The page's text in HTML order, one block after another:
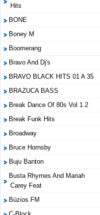
Hits
BONE
Boney M
Boomerang
Bravo And Dj's
BRAVO BLACK HITS 01 A 35
BRAZUCA BASS
Break Dance Of 80s Vol 1.2
Break Funk Hits
Broadway
Bruce Hornsby
Buju Banton
Busta Rhymes And Mariah
Carey Feat
Búzios FM